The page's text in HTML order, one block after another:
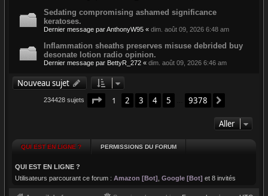
Sedating compromising ashamed significance
keratoses.
Dernier message parAnthonyW95 « dim. août 09, 2026 6:48 am
Inflammation sheaths preserves misuse debrided buy
desonate lotion radio opinion.
Dernier message par BettyR_272 « dim. août 09, 2026 6:46 am
Nouveau sujet
234428 sujets Page 1sur9378
1 2 3 4 5 9378
Aller
QUI EST EN LIGNE ? PERMISSIONS DU FORUM
QUI EST EN LIGNE ?
Utilisateurs parcourant ce forum : Amazon [Bot] Google [Bot] et 8 invités